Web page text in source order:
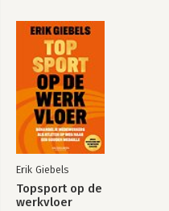
Erik Giebels
Topsport op de
werkvloer